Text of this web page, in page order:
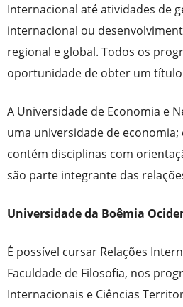
Internacional até atividades de
internacional ou
regional e global. Todos os
oportunidade de obter um
A Universidade de Economia e
uma universidade de
contém disciplinas com
são parte integrante das
Universidade da Boêmia
É possível cursar Relações
Faculdade de Filosofia, nos
Internacionais e Ciências